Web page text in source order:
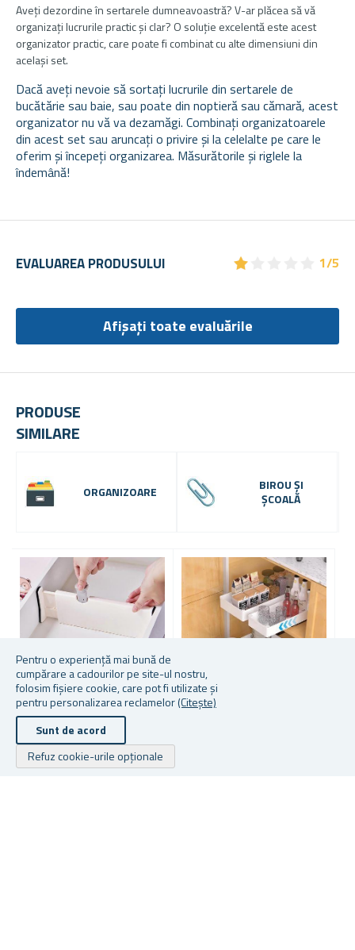
Pentru o experiență mai bună de
cumpărare a cadourilor pe site-ul nostru,
folosim fișiere cookie, care pot fi utilizate și
pentru personalizarea reclamelor(Citește)
Sunt de acord
Refuz cookie-urile opționale
Aveți dezordine în sertarele dumneavoastră? V-ar plăcea să vă
organizați lucrurile practic și clar? O soluție excelentă este acest
organizator practic, care poate fi combinat cu alte dimensiuni din
același set.
Dacă aveți nevoie să sortați lucrurile din sertarele de
bucătărie sau baie, sau poate din noptieră sau cămară, acest
organizator nu vă va dezamăgi. Combinați organizatoarele
din acest set sau aruncați o privire și la celelalte pe care le
oferim și începeți organizarea. Măsurătorile și riglele la
îndemână!
PRODUSE
SIMILARE
ORGANIZOARE
BIROU ȘI
ȘCOALĂ
DIVIZOR/PERETE REGLABIL
PENTRU SERTAR
EVALUAREA PRODUSULUI ★
★ 1/5
Afișați toate evaluările